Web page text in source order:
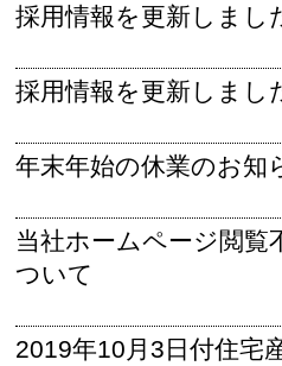
採用情報を更新しまし
採用情報を更新しまし
年末年始の休業のお知
当社ホームページ閲覧
ついて
2019年10月3日付住宅